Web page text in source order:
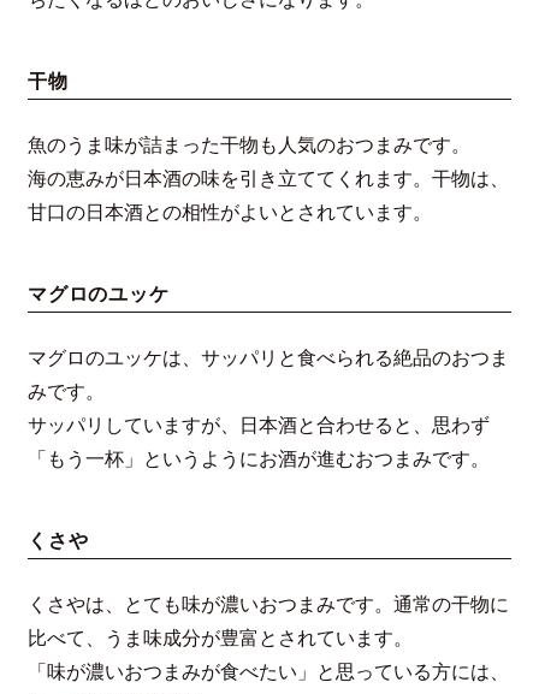
干物
魚のうま味が詰まった干物も人気のおつまみです。
海の恵みが日本酒の味を引き立ててくれます。干物は、
甘口の日本酒との相性がよいとされています。
マグロのユッケ
マグロのユッケは、サッパリと食べられる絶品のおつま
みです。
サッパリしていますが、日本酒と合わせると、思わず
「もう一杯」というようにお酒が進むおつまみです。
くさや
くさやは、とても味が濃いおつまみです。通常の干物に
比べて、うま味成分が豊富とされています。
「味が濃いおつまみが食べたい」と思っている方には、